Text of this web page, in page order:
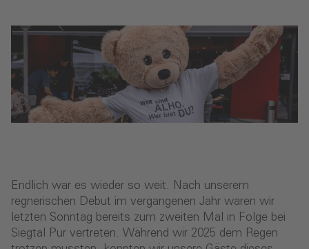
Endlich war es wieder so weit. Nach unserem
regnerischen Debut im vergangenen Jahr waren wir
letzten Sonntag bereits zum zweiten Mal in Folge bei
Siegtal Pur vertreten. Während wir 2025 dem Regen